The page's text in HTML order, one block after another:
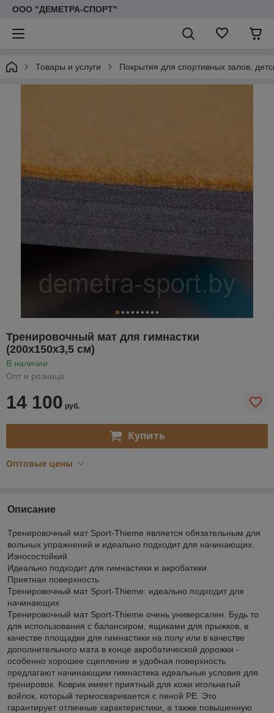
ООО "ДЕМЕТРА-СПОРТ"
Товары и услуги Покрытия для спортивных залов,
Тренировочный мат для гимнастки
(200х150х3,5 см)
В наличии
Опт и розница
14 100 руб.
Купить
Оптовые цены
Описание
Тренировочный мат Sport-Thieme является обязательным для
вольных упражнений и идеально подходит для начинающих.
Износостойкий
Идеально подходит для гимнастики и акробатики
Приятная поверхность
Тренировочный мат Sport-Thieme: идеально подходит для
начинающих
Тренировочный мат Sport-Thieme очень универсален. Будь то
для использования с балансиром, ящиками для прыжков, в
качестве площадки для гимнастики на полу или в качестве
дополнительного мата в конце акробатической дорожки -
особенно хорошее сцепление и удобная поверхность
предлагают начинающим гимнастика идеальные условия для
тренировок. Коврик имеет приятный для кожи игольчатый
войлок, который термосваривается с пеной PE. Это
гарантирует отличные характеристики, а также повышенную